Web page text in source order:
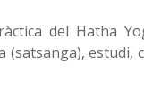
del Hatha
(satsanga), estudi,